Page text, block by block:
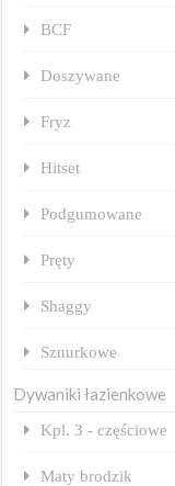
BCF
Doszywane
Fryz
Hitset
Podgumowane
Pręty
Shaggy
Sznurkowe
Dywaniki łazienkowe
Kpl. 3 - częściowe
Maty brodzik